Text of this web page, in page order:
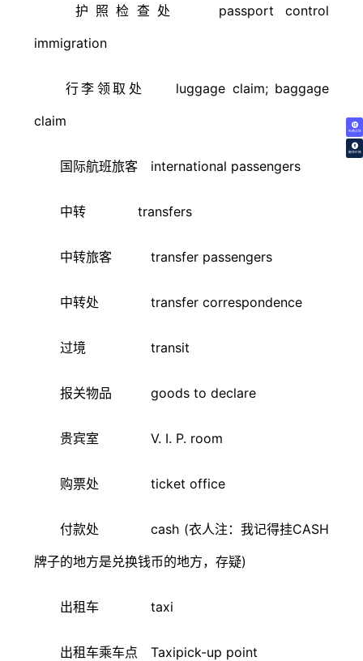
免费试译
翻译价格
护照检查处 passport control
immigration
行李领取处 luggage claim; baggage
claim
国际航班旅客 international passengers
中转 transfers
中转旅客 transfer passengers
中转处 transfer correspondence
过境 transit
报关物品 goods to declare
贵宾室 V. I. P. room
购票处 ticket office
付款处 cash (衣人注：我记得挂CASH
牌子的地方是兑换钱币的地方，存疑)
出租车 taxi
出租车乘车点 Taxipick-up point